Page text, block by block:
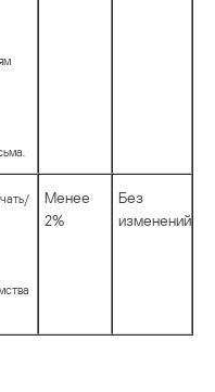
Менее
2%
Без
изменений